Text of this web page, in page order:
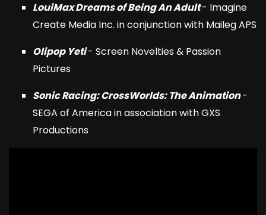
LouiMax Dreams of Being An Adult- Imagine
Create Media Inc. in conjunction with Maileg APS
Olipop Yeti- Screen Novelties & Passion
Pictures
Sonic Racing: CrossWorlds:The Animation-
SEGA of America in association with GXS
Productions